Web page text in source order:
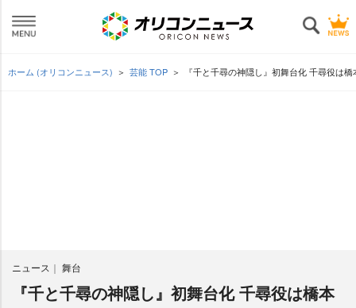
ホーム (オリコンニュース) 芸能 TOP 『千と千尋の神隠し』初舞台化 千尋役は
ニュース 舞台
『千と千尋の神隠し』初舞台化 千尋役は橋本